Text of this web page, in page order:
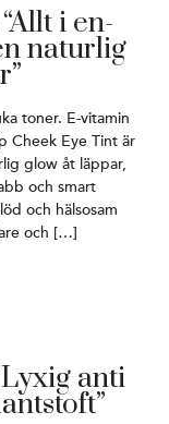
i en-
naturlig
toner. E-vitamin
Cheek Eye Tint är
glow åt läppar,
och smart
och hälsosam
och […]
anti